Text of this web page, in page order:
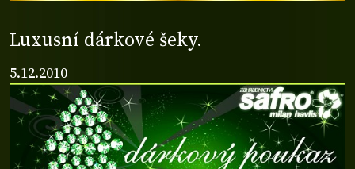
Luxusní dárkové šeky.
5.12.2010